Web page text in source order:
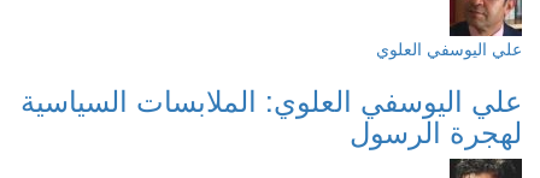
علي اليوسفي العلوي
علي اليوسفي العلوي: الملابسات السياسية
لهجرة الرسول